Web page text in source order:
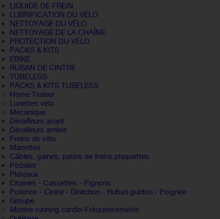
LIQUIDE DE FREIN
LUBRIFICATION DU VÉLO
NETTOYAGE DU VÉLO
NETTOYAGE DE LA CHAÎNE
PROTECTION DU VÉLO
PACKS & KITS
EBIKE
RUBAN DE CINTRE
TUBELESS
PACKS & KITS TUBELESS
Home Trainer
Lunettes vélo
Mecanique
Dérailleurs avant
Dérailleurs arrière
Freins de vélo
Manettes
Câbles, gaines, patins de freins,plaquettes
Pédalier
Plateaux
Chaines - Cassettes - Pignons
Potence - Cintre - Direction - Ruban guidon - Poignée
Groupe
Montre running cardio-Fréquencemètre